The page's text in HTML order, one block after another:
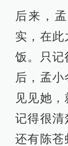
后来，
实，在
饭。只记
后，孟
见见她
记得很清
还有陈苍